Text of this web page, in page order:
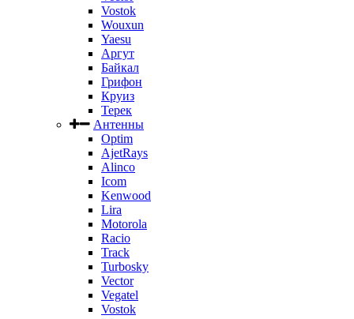
Vostok
Wouxun
Yaesu
Аргут
Байкал
Грифон
Круиз
Терек
Антенны
Optim
AjetRays
Alinco
Icom
Kenwood
Lira
Motorola
Racio
Track
Turbosky
Vector
Vegatel
Vostok